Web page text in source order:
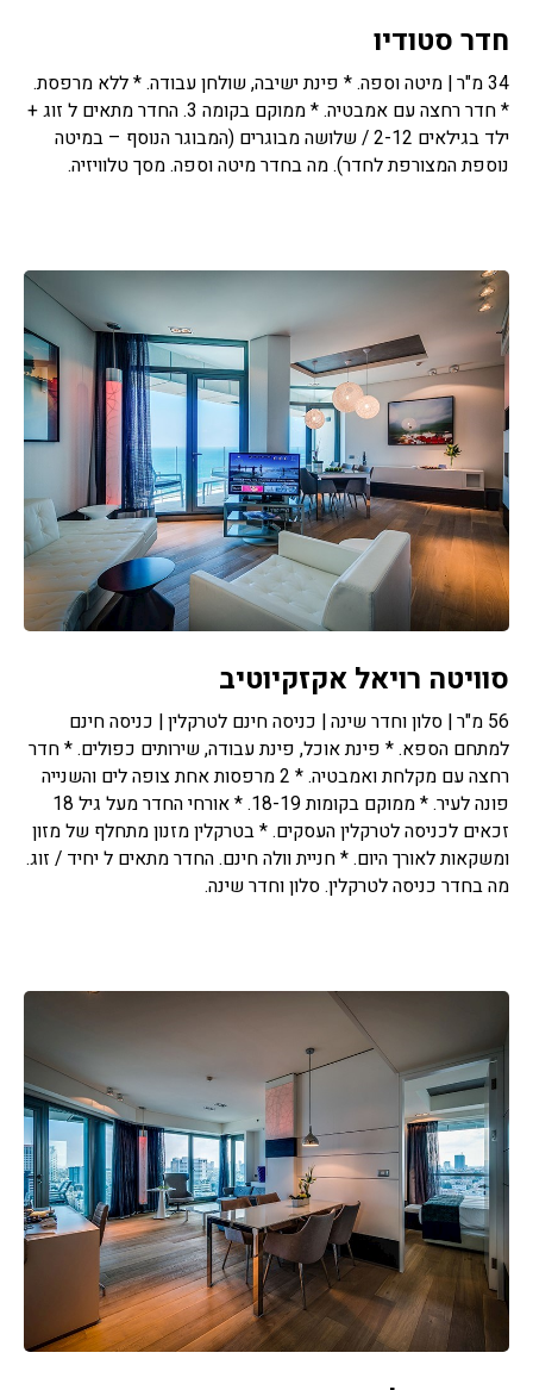
חדר סטודיו
34 מ"ר | מיטה וספה. * פינת ישיבה, שולחן עבודה. * ללא מרפסת.
* חדר רחצה עם אמבטיה. * ממוקם בקומה 3. החדר מתאים ל זוג +
ילד בגילאים 2-12 / שלושה מבוגרים (המבוגר הנוסף – במיטה
נוספת המצורפת לחדר). מה בחדר מיטה וספה. מסך טלוויזיה.
סוויטה רויאל אקזקיוטיב
56 מ"ר | סלון וחדר שינה | כניסה חינם לטרקלין | כניסה חינם
למתחם הספא. * פינת אוכל, פינת עבודה, שירותים כפולים. * חדר
רחצה עם מקלחת ואמבטיה. * 2 מרפסות אחת צופה לים והשנייה
פונה לעיר. * ממוקם בקומות 18-19. * אורחי החדר מעל גיל 18
זכאים לכניסה לטרקלין העסקים. * בטרקלין מזנון מתחלף של מזון
ומשקאות לאורך היום. * חניית וולה חינם. החדר מתאים ל יחיד / זוג.
מה בחדר כניסה לטרקלין. סלון וחדר שינה.